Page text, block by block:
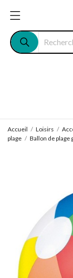
Accueil Loisirs
plage
Ballon de